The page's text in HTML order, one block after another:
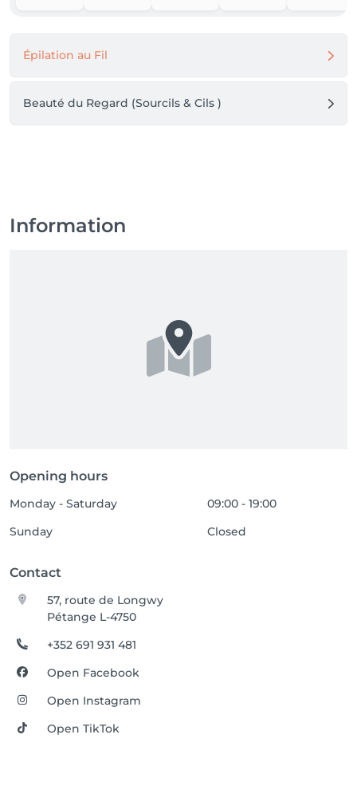
Épilation au Fil
Beauté du Regard (Sourcils & Cils )
Information
Opening hours
Monday - Saturday
09:00 - 19:00
Sunday
Closed
Contact
57, route de Longwy
Pétange L-4750
+352 691 931 481
Open Facebook
Open Instagram
Open TikTok